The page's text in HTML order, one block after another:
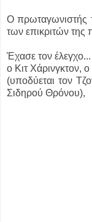
Ο πρωταγωνιστής
των επικριτών
Έχασε τον έλεγχο...
ο Κιτ Χάρινγκτον,
(υποδύεται τον
Σιδηρού Θρόνου),